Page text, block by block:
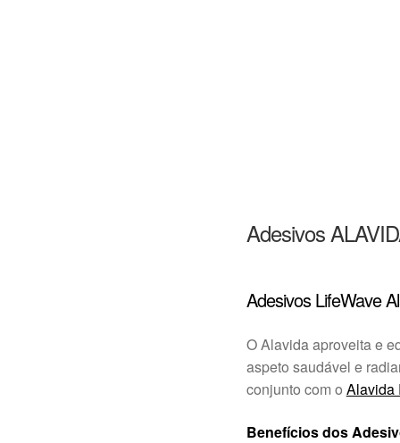
Adesivos
Adesivos LifeWave
O Alavida aproveita e
aspeto saudável e
conjunto com o Alavida
Benefícios dos